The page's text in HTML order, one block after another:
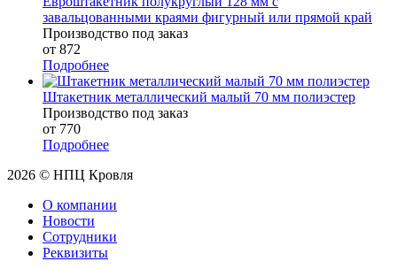
завальцованными краями фигурный или прямой край
Производство под заказ
от 872
Подробнее
Штакетник металлический малый 70 мм полиэстер
Производство под заказ
от 770
Подробнее
2026 © НПЦ Кровля
О компании
Новости
Сотрудники
Реквизиты